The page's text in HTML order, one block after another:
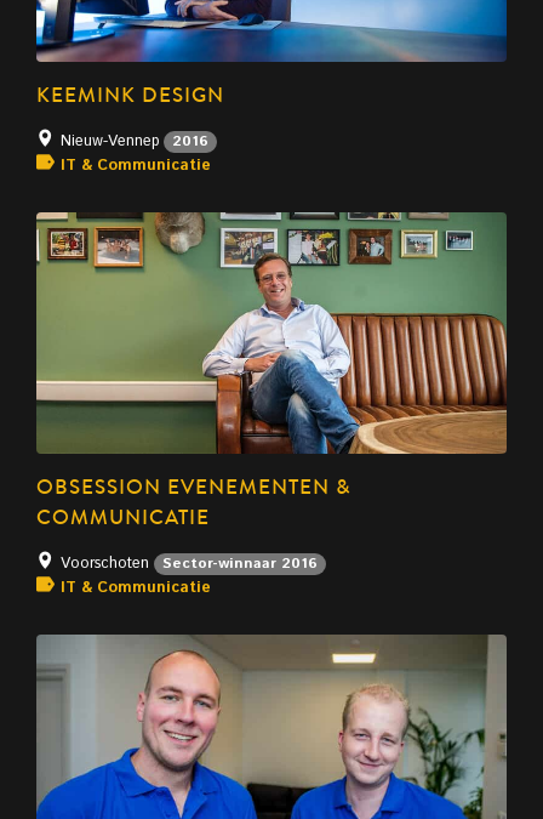
KEEMINK DESIGN
Nieuw-Vennep 2016
IT & Communicatie
OBSESSION EVENEMENTEN &
COMMUNICATIE
Voorschoten Sector-winnaar 2016
IT & Communicatie